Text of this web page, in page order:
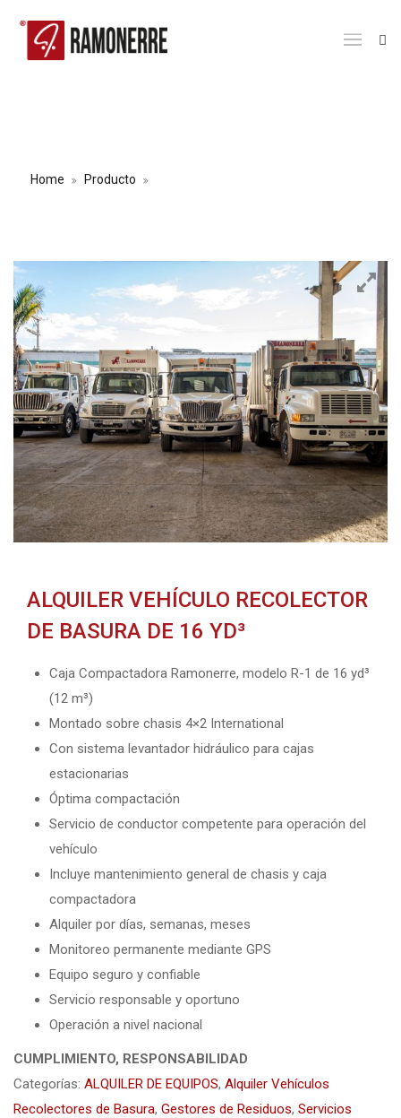
Home Producto
ALQUILER VEHÍCULO RECOLECTOR
DE BASURA DE 16 YD³
Caja Compactadora Ramonerre, modelo R-1 de 16 yd³
(12 m³)
Montado sobre chasis 4×2 International
Con sistema levantador hidráulico para cajas
estacionarias
Óptima compactación
Servicio de conductor competente para operación del
vehículo
Incluye mantenimiento general de chasis y caja
compactadora
Alquiler por días, semanas, meses
Monitoreo permanente mediante GPS
Equipo seguro y confiable
Servicio responsable y oportuno
Operación a nivel nacional
CUMPLIMIENTO, RESPONSABILIDAD
Categorías: ALQUILER DE EQUIPOS, Alquiler Vehículos
Recolectores de Basura, Gestores de Residuos, Servicios